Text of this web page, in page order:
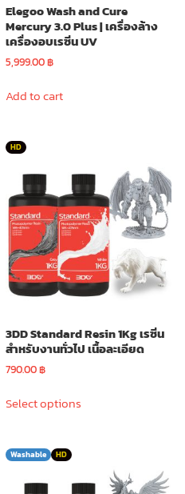
Elegoo Wash and Cure
Mercury 3.0 Plus | เครื่องล้าง
เครื่องอบเรซิ่น UV
5,999.00฿
Add to cart
HD
3DD Standard Resin 1Kg เรซิ่น
สำหรับงานทั่วไป เนื้อละเอียด
790.00฿
Select optionsproduct
The
Washable HD